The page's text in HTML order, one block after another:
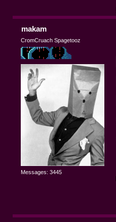
makam
CromCruach Spagetooz
Messages: 3445